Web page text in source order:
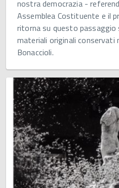
nostra democrazia -
Assemblea Costituente e il
ritorna su questo
materiali originali conservati
Bonaccioli.